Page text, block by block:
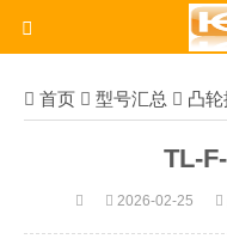
首页 型号汇总 凸
TL-
2026-02-25